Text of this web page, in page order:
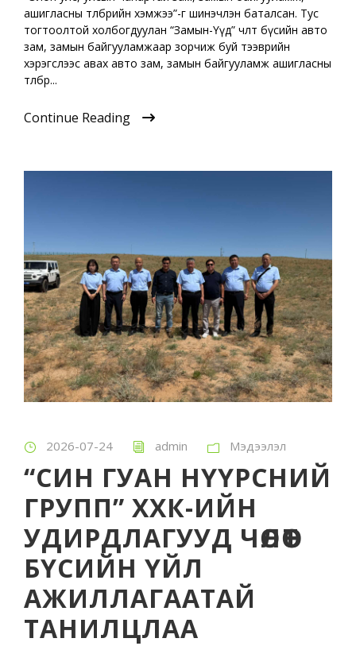
ашигласны төлбөрийн хэмжээ”-г шинэчлэн баталсан. Тус
тогтоолтой холбогдуулан “Замын-Үүд” чөлөөт бүсийн авто
зам, замын байгууламжаар зорчиж буй тээврийн
хэрэгслээс авах авто зам, замын байгууламж ашигласны
төлбөр...
Continue Reading
2026-07-24 admin Мэдээлэл
“СИН ГУАН НҮҮРСНИЙ
ГРУПП” ХХК-ИЙН
УДИРДЛАГУУД ЧӨЛӨӨТ
БҮСИЙН ҮЙЛ
АЖИЛЛАГААТАЙ
ТАНИЛЦЛАА